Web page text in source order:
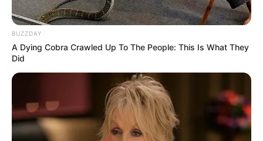
У селі на Закарпатті жінки
взялися засипати джерело,
з якого люди набирали
питну воду: що сталося?
ГАРЯЧI ПОДІЇ
BUZZDAY
A Dying Cobra Crawled Up To The People: This Is What They
Did